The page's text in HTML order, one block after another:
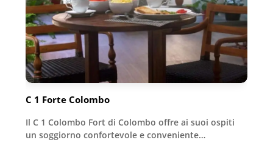
C 1 Forte Colombo
Il C 1 Colombo Fort di Colombo offre ai suoi ospiti
un soggiorno confortevole e conveniente…